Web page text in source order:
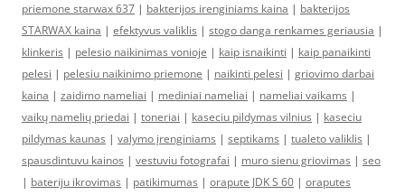
priemone starwax 637 | bakterijos irenginiams kaina | bakterijos
STARWAX kaina | efektyvus valiklis | stogo danga renkames geriausia |
klinkeris | pelesio naikinimas vonioje | kaip isnaikinti | kaip panaikinti
pelesi | pelesiu naikinimo priemone | naikinti pelesi | griovimo darbai
kaina | zaidimo nameliai | mediniai nameliai | nameliai vaikams |
vaikų namelių priedai | toneriai | kaseciu pildymas vilnius | kaseciu
pildymas kaunas | valymo įrenginiams | septikams | tualeto valiklis |
spausdintuvu kainos | vestuviu fotografai | muro sienu griovimas | seo
| bateriju ikrovimas | patikimumas | orapute JDK S 60 | oraputes